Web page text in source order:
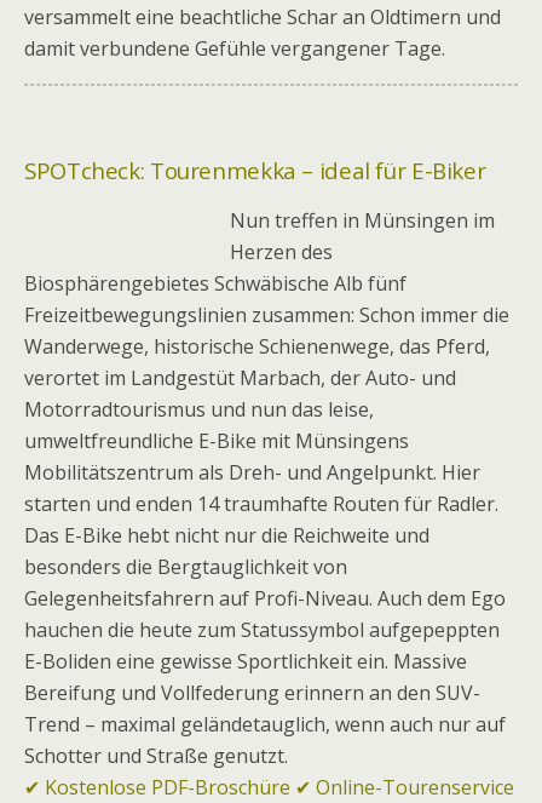
versammelt eine beachtliche Schar an Oldtimern und
damit verbundene Gefühle vergangener Tage.
SPOTcheck: Tourenmekka – ideal für E-Biker
Nun treffen in Münsingen im
Herzen des
Biosphärengebietes Schwäbische Alb fünf
Freizeitbewegungslinien zusammen: Schon immer die
Wanderwege, historische Schienenwege, das Pferd,
verortet im Landge­stüt Marbach, der Auto- und
Motorradtourismus und nun das leise,
umweltfreundliche E-Bike mit Münsingens
Mobilitätszentrum als Dreh- und Angelpunkt. Hier
starten und enden 14 traumhafte Routen für Radler.
Das E-Bike hebt nicht nur die Reichweite und
besonders die Bergtauglichkeit von
Gelegenheitsfahrern auf Profi-Niveau. Auch dem Ego
hauchen die heute zum Statussymbol aufgepeppten
E-Boliden eine gewisse Sportlichkeit ein. Massive
Bereifung und Vollfederung erinnern an den SUV-
Trend – maximal geländetauglich, wenn auch nur auf
Schotter und Straße genutzt.
✔ Kostenlose PDF-Broschüre ✔ Online-Tourenservice